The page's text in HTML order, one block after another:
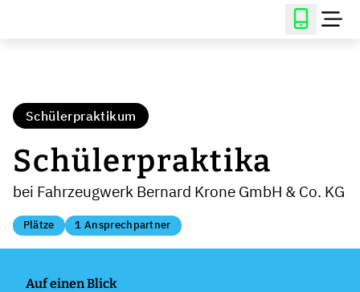
Schülerpraktikum
Schülerpraktika
bei Fahrzeugwerk Bernard Krone GmbH & Co. KG
Plätze 1 Ansprechpartner
Auf einen Blick